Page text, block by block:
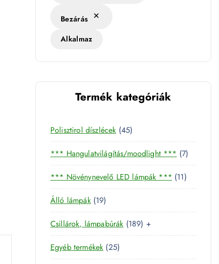
k
t
Bezárás
Alkalmaz
Termék kategóriák
Polisztirol díszlécek 454
5
t
e
r
k
*** Hangulatvilágítás/moodlight *** 77
t
e
r
*** Növénynevelő LED lámpák *** 111
1
e
Álló lámpák 191
9
t
e
r
Csillárok, lámpabúrák 1891
8
+
Egyéb termékek 252
5